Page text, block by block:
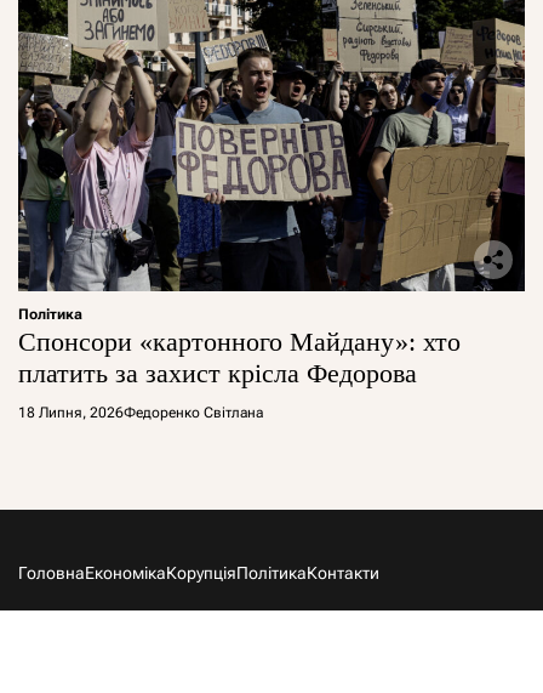
Політика
Спонсори «картонного Майдану»: хто
платить за захист крісла Федорова
18 Липня, 2026Федоренко Світлана
ГоловнаЕкономікаКорупціяПолітикаКонтакти